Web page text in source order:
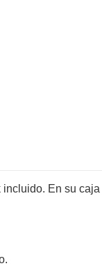
incluido. En su